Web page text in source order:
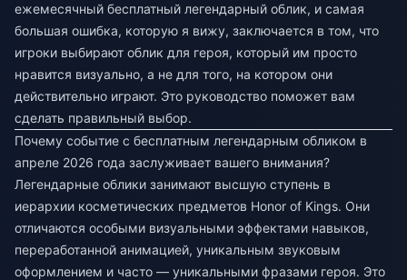
ежемесячный бесплатный легендарный облик, и самая
большая ошибка, которую я вижу, заключается в том, что
игроки выбирают облик для героя, который им просто
нравится визуально, а не для того, на котором они
действительно играют. Это руководство поможет вам
сделать правильный выбор.
Почему событие с бесплатным легендарным обликом в
апреле 2026 года заслуживает вашего внимания?
Легендарные облики занимают высшую ступень в
иерархии косметических предметов Honor of Kings. Они
отличаются особыми визуальными эффектами навыков,
переработанной анимацией, уникальным звуковым
оформлением и часто — уникальными фразами героя. Это